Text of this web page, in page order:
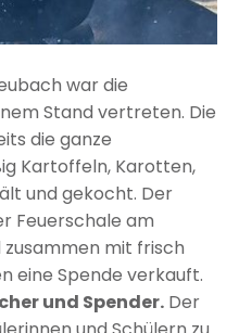
war die
Stand vertreten. Die
die ganze
Kartoffeln, Karotten,
und gekocht. Der
Feuerschale am
mit frisch
eine Spende verkauft.
und Spender. Der